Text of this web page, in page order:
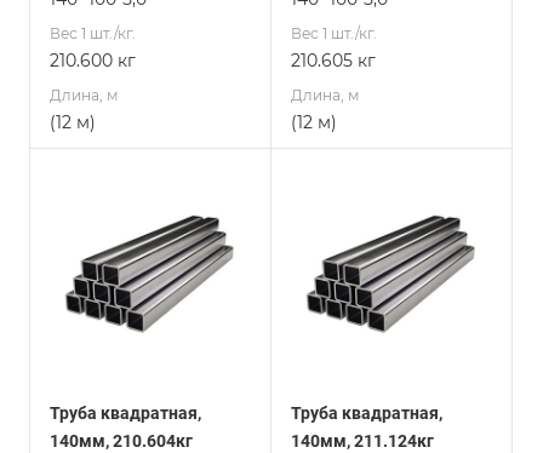
Вес 1 шт./кг.
210.600 кг
Длина, м
(12 м)
Вес 1 шт./кг.
210.605 кг
Длина, м
(12 м)
Труба квадратная,
140мм, 210.604кг
Труба квадратная,
140мм, 211.124кг